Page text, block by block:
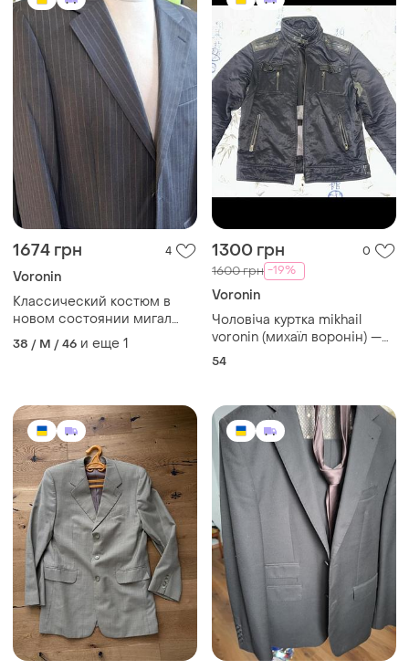
1674 грн 4
Voronin
Классический костюм в
новом состоянии мигал
воронин
38 / M / 46 и еще 1
1300 грн 0
1600 грн -19%
Voronin
Чоловіча куртка mikhail
voronin (михаїл воронін) —
розмір 54
54